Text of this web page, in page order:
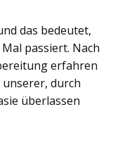
das bedeutet,
passiert. Nach
erfahren
durch
überlassen